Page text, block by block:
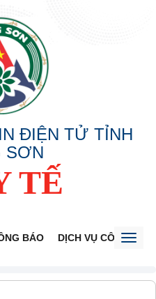
ĐIỆN TỬ TỈNH
SƠN
TẾ
BÁO DỊCH VỤ CÔNG